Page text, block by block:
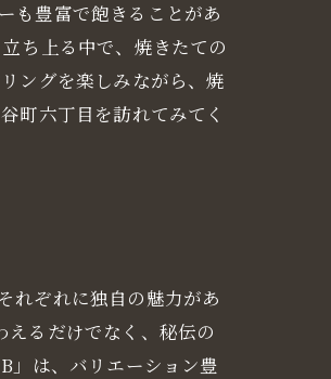
も豊富で飽きることがあ
ち上る中で、焼きたての
ングを楽しみながら、焼
町六丁目を訪れてみてく
れぞれに独自の魅力があ
るだけでなく、秘伝の
」は、バリエーション豊